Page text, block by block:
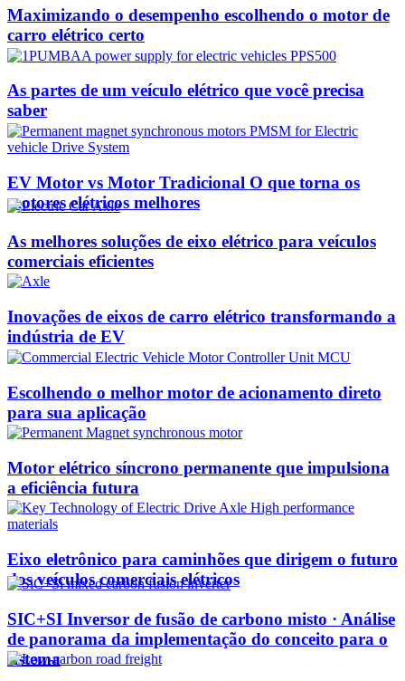
Maximizando o desempenho escolhendo o motor de
carro elétrico certo
As partes de um veículo elétrico que você precisa
saber
EV Motor vs Motor Tradicional O que torna os
motores elétricos melhores
As melhores soluções de eixo elétrico para veículos
comerciais eficientes
Inovações de eixos de carro elétrico transformando a
indústria de EV
Escolhendo o melhor motor de acionamento direto
para sua aplicação
Motor elétrico síncrono permanente que impulsiona
a eficiência futura
Eixo eletrônico para caminhões que dirigem o futuro
dos veículos comerciais elétricos
SIC+SI Inversor de fusão de carbono misto · Análise
de panorama da implementação do conceito para o
sistema